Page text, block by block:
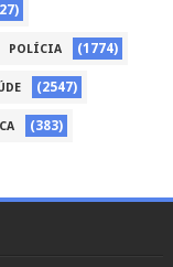
POLÍCIA (1774)
(2547)
(383)